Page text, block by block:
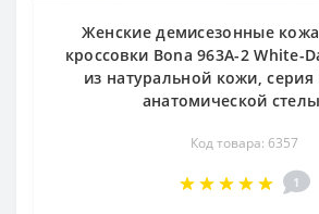
Женские демисезонные
кроссовки Bona 963A-2 White-
из натуральной кожи,
анатомической
Код товара: 6357
1